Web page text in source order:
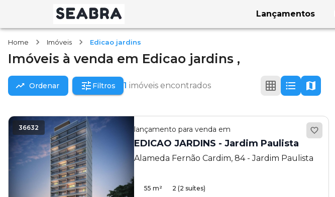
Lançamentos
Home Imóveis Edicao jardins
Imóveis à venda em Edicao jardins ,
Ordenar Filtros 1 imóveis encontrados
36632 lançamento para venda em
EDICAO JARDINS - Jardim Paulista
Alameda Fernão Cardim, 84 - Jardim Paulista
55 m² 2 (2 suítes)